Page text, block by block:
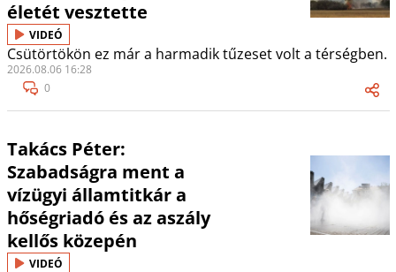
életét vesztette
VIDEÓ
Csütörtökön ez már a harmadik tűzeset volt a térségben.
2026.08.06 16:28
0
Takács Péter:
Szabadságra ment a
vízügyi államtitkár a
hőségriadó és az aszály
kellős közepén
VIDEÓ